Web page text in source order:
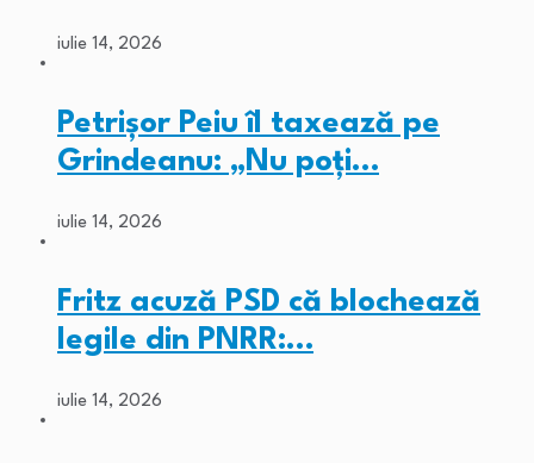
iulie 14, 2026
Petrișor Peiu îl taxează pe
Grindeanu: „Nu poți…
iulie 14, 2026
Fritz acuză PSD că blochează
legile din PNRR:…
iulie 14, 2026